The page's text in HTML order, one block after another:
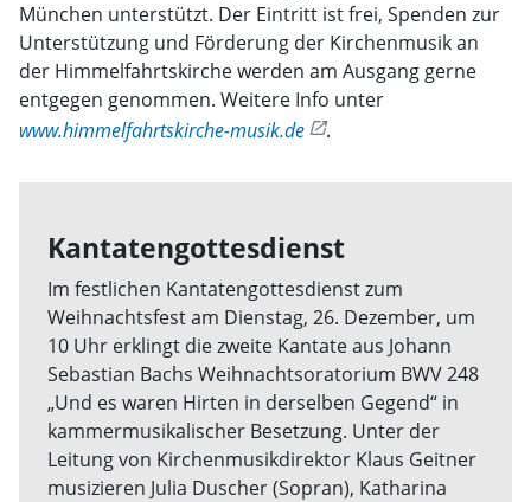
München unterstützt. Der Eintritt ist frei, Spenden zur
Unterstützung und Förderung der Kirchenmusik an
der Himmelfahrtskirche werden am Ausgang gerne
entgegen genommen. Weitere Info unter
www.himmelfahrtskirche-musik.de
.
Kantatengottesdienst
Im festlichen Kantatengottesdienst zum
Weihnachtsfest am Dienstag, 26. Dezember, um
10 Uhr erklingt die zweite Kantate aus Johann
Sebastian Bachs Weihnachtsoratorium BWV 248
„Und es waren Hirten in derselben Gegend“ in
kammermusikalischer Besetzung. Unter der
Leitung von Kirchenmusikdirektor Klaus Geitner
musizieren Julia Duscher (Sopran), Katharina